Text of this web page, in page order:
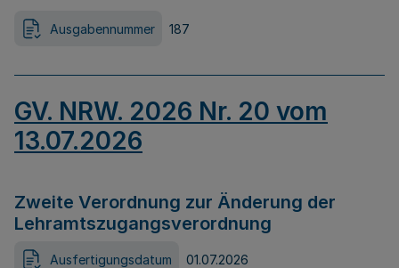
Ausgabennummer 187
GV. NRW. 2026 Nr. 20 vom
13.07.2026
Zweite Verordnung zur Änderung der
Lehramtszugangsverordnung
Ausfertigungsdatum 01.07.2026